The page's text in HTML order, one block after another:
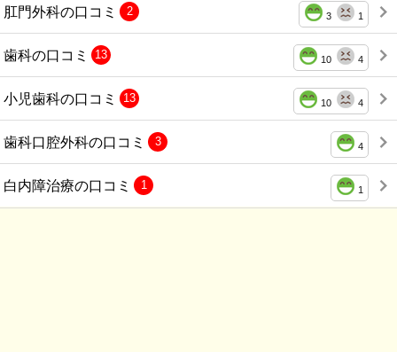
肛門外科の口コミ 3 1
2
歯科の口コミ 10 4
13
小児歯科の口コミ 10 4
13
歯科口腔外科の口コミ 4
3
白内障治療の口コミ 1
1